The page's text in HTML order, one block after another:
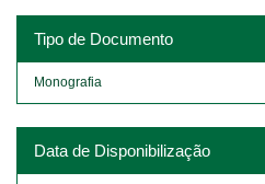
Tipo de Documento
Monografia
Data de Disponibilização